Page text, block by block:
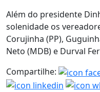
Além do presidente
solenidade os
Corujinha (PP),
Neto (MDB) e Durval
Compartilhe: